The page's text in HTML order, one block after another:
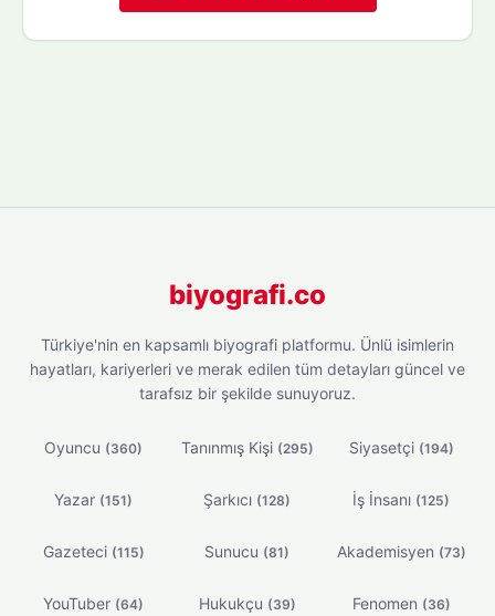
biyografi.co
Türkiye'nin en kapsamlı biyografi platformu. Ünlü isimlerin
hayatları, kariyerleri ve merak edilen tüm detayları güncel ve
tarafsız bir şekilde sunuyoruz.
Oyuncu (360) Tanınmış Kişi (295) Siyasetçi (194)
Yazar (151) Şarkıcı (128) İş İnsanı (125)
Gazeteci (115) Sunucu (81) Akademisyen (73)
YouTuber (64) Hukukçu (39) Fenomen (36)